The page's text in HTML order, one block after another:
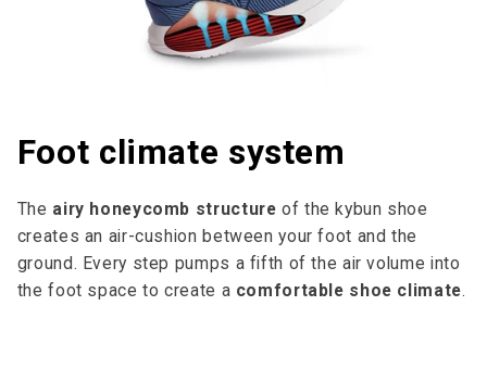
Foot climate system
The airy honeycomb structure of the kybun shoe
creates an air-cushion between your foot and the
ground. Every step pumps a fifth of the air volume into
the foot space to cre­ate a comfortable shoe climate.